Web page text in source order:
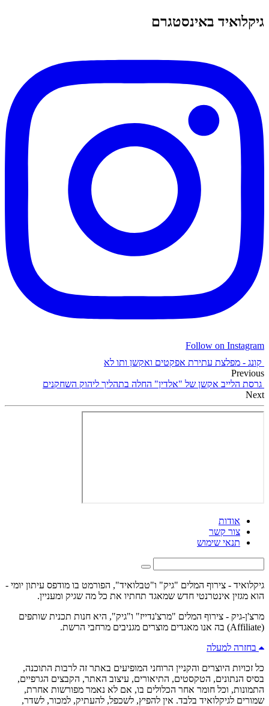
גיקלואיד באינסטגרם
Follow on Instagram
קונג - מפלצת עתירת אפקטים ואקשן ותו לא
Previous
גרסת הלייב אקשן של "אלדין" החלה בתהליך ליהוק השחקנים
Next
אודות
צור קשר
תנאי שימוש
גיקלואיד - צירוף המלים "גיק" ו"טבלואיד", הפורמט בו מודפס עיתון יומי -
הוא מגזין אינטרנטי חדש שמאגד תחתיו את כל מה שגיק ומעניין.
מרצ'ן-גיק - צירוף המלים "מרצ'נדייז" ו"גיק", היא חנות תכנית שותפים
(Affiliate) בה אנו מאגדים מוצרים מגניבים מרחבי הרשת.
בחזרה למעלה
כל זכויות היוצרים והקניין הרוחני המופיעים באתר זה לרבות התוכנה,
בסיס הנתונים, הטקסטים, התיאורים, עיצוב האתר, הקבצים הגרפיים,
התמונות, וכל חומר אחר הכלולים בו, אם לא נאמר מפורשות אחרת,
שמורים לגיקלואיד בלבד. אין להפיץ, לשכפל, להעתיק, למכור, לשדר,